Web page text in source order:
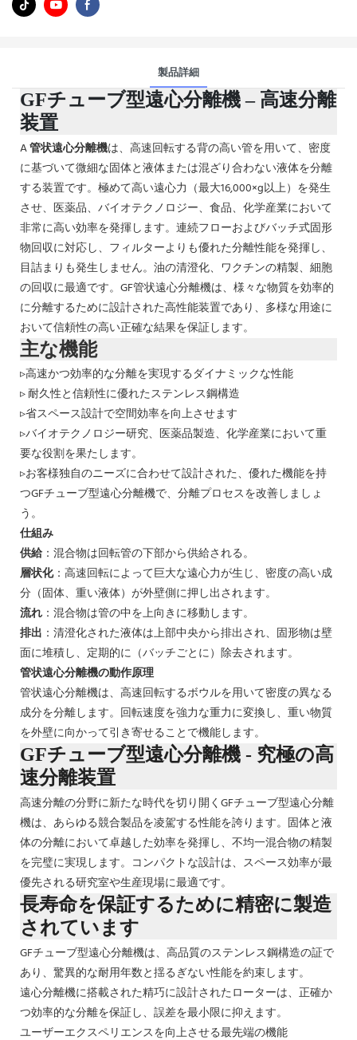
製品詳細
GFチューブ型遠心分離機 – 高速分離
装置
A管状遠心分離機は、高速回転する背の高い管を用いて、密度
に基づいて微細な固体と液体または混ざり合わない液体を分離
する装置です。極めて高い遠心力（最大16,000×g以上）を発生
させ、医薬品、バイオテクノロジー、食品、化学産業において
非常に高い効率を発揮します。連続フローおよびバッチ式固形
物回収に対応し、フィルターよりも優れた分離性能を発揮し、
目詰まりも発生しません。油の清澄化、ワクチンの精製、細胞
の回収に最適です。GF管状遠心分離機は、様々な物質を効率的
に分離するために設計された高性能装置であり、多様な用途に
おいて信頼性の高い正確な結果を保証します。
主な機能
▹高速かつ効率的な分離を実現するダイナミックな性能
▹ 耐久性と信頼性に優れたステンレス鋼構造
▹省スペース設計で空間効率を向上させます
▹バイオテクノロジー研究、医薬品製造、化学産業において重
要な役割を果たします。
▹お客様独自のニーズに合わせて設計された、優れた機能を持
つGFチューブ型遠心分離機で、分離プロセスを改善しましょ
う。
仕組み
供給：混合物は回転管の下部から供給される。
層状化：高速回転によって巨大な遠心力が生じ、密度の高い成
分（固体、重い液体）が外壁側に押し出されます。
流れ ：混合物は管の中を上向きに移動します。
排出 ：清澄化された液体は上部中央から排出され、固形物は壁
面に堆積し、定期的に（バッチごとに）除去されます。
管状遠心分離機の動作原理
管状遠心分離機は、高速回転するボウルを用いて密度の異なる
成分を分離します。回転速度を強力な重力に変換し、重い物質
を外壁に向かって引き寄せることで機能します。
GFチューブ型遠心分離機 - 究極の高
速分離装置
高速分離の分野に新たな時代を切り開くGFチューブ型遠心分離
機は、あらゆる競合製品を凌駕する性能を誇ります。固体と液
体の分離において卓越した効率を発揮し、不均一混合物の精製
を完璧に実現します。コンパクトな設計は、スペース効率が最
優先される研究室や生産現場に最適です。
長寿命を保証するために精密に製造
されています
GFチューブ型遠心分離機は、高品質のステンレス鋼構造の証で
あり、驚異的な耐用年数と揺るぎない性能を約束します。
遠心分離機に搭載された精巧に設計されたローターは、正確か
つ効率的な分離を保証し、誤差を最小限に抑えます。
ユーザーエクスペリエンスを向上させる最先端の機能